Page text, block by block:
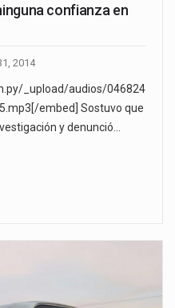
confianza en
2014
_upload/audios/046824
embed] Sostuvo que
y denunció…